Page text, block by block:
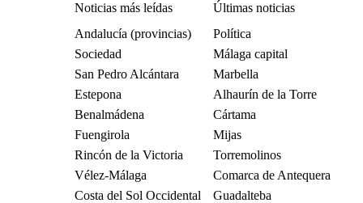
Noticias más leídas
Últimas noticias
Andalucía (provincias)
Política
Sociedad
Málaga capital
San Pedro Alcántara
Marbella
Estepona
Alhaurín de la Torre
Benalmádena
Cártama
Fuengirola
Mijas
Rincón de la Victoria
Torremolinos
Vélez-Málaga
Comarca de Antequera
Costa del Sol Occidental
Guadalteba